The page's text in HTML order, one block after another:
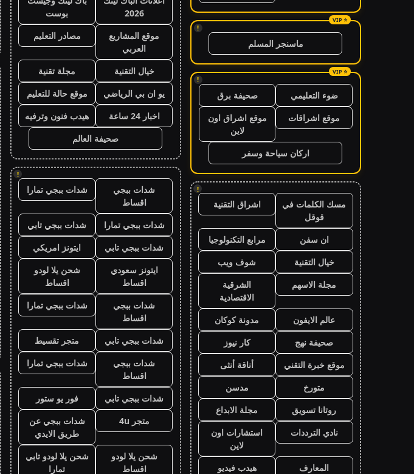
!
ماسنجر المسلم
!
ضوء التعليمي
صحيفة برق
موقع اشراقات
موقع اشراق اون
لاين
اركان سياحة وسفر
!
مسك الكلمات في
قوقل
اشراق التقنية
ان سفن
مرابع التكنولوجيا
خيال التقنية
شوف ويب
مجلة الاسهم
الشرقية
الاقتصادية
عالم الايفون
مدونة كوكان
صحيفة نهج
كار نيوز
موقع خبرة التقني
أناقة أنثى
متورخ
مدسن
روتانا تسويق
مجلة الابداع
نادي الترددات
استشارات اون
لاين
المعارف
هيدب فيديو
2026
بوست
موقع المشاريع
العربي
مصادر التعليم
خيال التقنية
مجلة تقنية
يو ان بي الرياضي
موقع حالة للتعليم
اخبار 24 ساعة
هيدب فنون وترفيه
صحيفة العالم
!
شدات ببجي
اقساط
شدات ببجي تمارا
شدات ببجي تمارا
شدات ببجي تابي
شدات ببجي تابي
ايتونز امريكي
ايتونز سعودي
اقساط
شحن يلا لودو
اقساط
شدات ببجي
اقساط
شدات ببجي تمارا
شدات ببجي تابي
متجر تقسيط
شدات ببجي
اقساط
شدات ببجي تمارا
شدات ببجي تابي
فور يو ستور
متجر 4u
شدات ببجي عن
طريق الايدي
شحن يلا لودو
اقساط
شحن يلا لودو تابي
تمارا